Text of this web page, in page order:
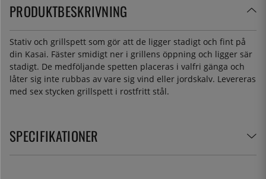
PRODUKTBESKRIVNING
Stativ och grillspett som gör att de ligger stadigt och fint på
din Kasai. Fäster smidigt ner i grillens öppning och ligger sär
stadigt. De medföljande spetten placeras i valfri gänga och
låter sig inte rubbas av vare sig vind eller jordskalv. Levereras
med sex stycken grillspett i rostfritt stål.
SPECIFIKATIONER